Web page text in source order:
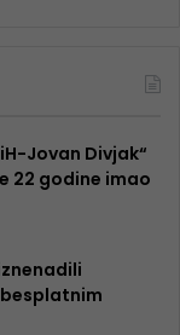
Jovan Divjak“
22 godine imao